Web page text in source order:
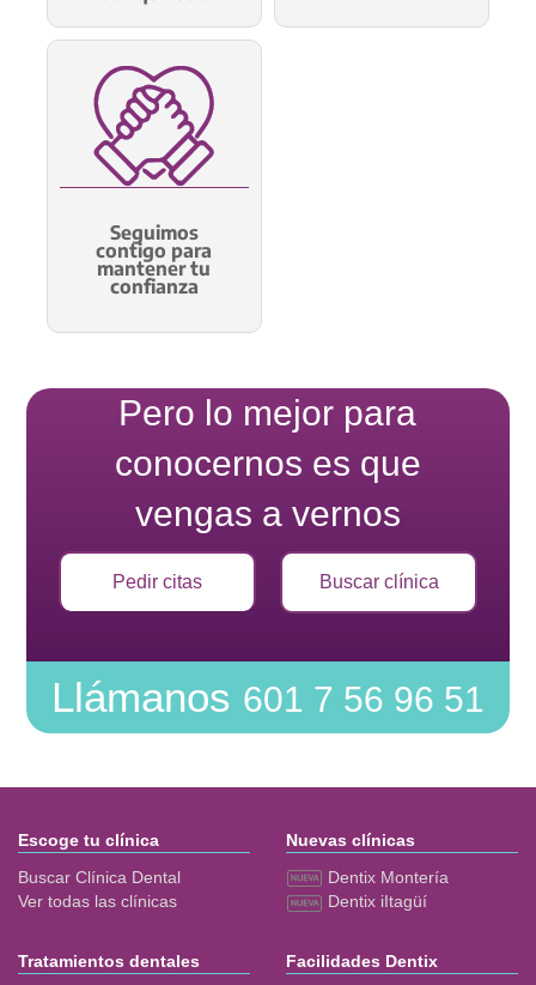
Seguimos
contigo para
mantener tu
confianza
Pero lo mejor para
conocernos es que
vengas a vernos
Pedir citas Buscar clínica
Llámanos 601 7 56 96 51
Escoge tu clínica
Buscar Clínica Dental
Ver todas las clínicas
Nuevas clínicas
Dentix Montería
Dentix iItagüí
Tratamientos dentales
Facilidades Dentix